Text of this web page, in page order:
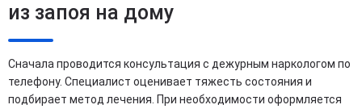
из запоя на дому
Сначала проводится консультация с дежурным наркологом по
телефону. Специалист оценивает тяжесть состояния и
подбирает метод лечения. При необходимости оформляется